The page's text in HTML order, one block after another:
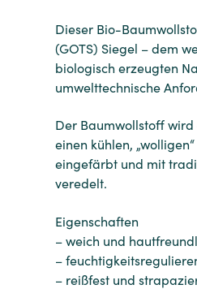
Dieser Bio-
(GOTS) Siegel – dem
biologisch erzeugten
umwelttechnische
Der Baumwollstoff
einen kühlen,
eingefärbt und mit
veredelt.
Eigenschaften
– weich und
–
– reißfest und